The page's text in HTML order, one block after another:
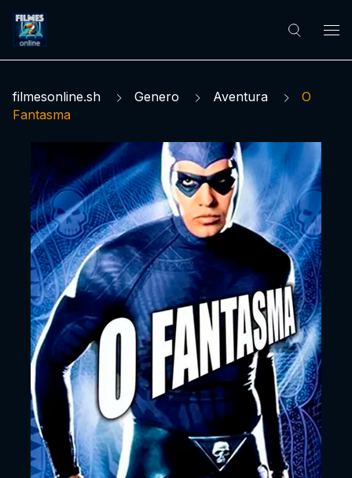
filmesonline.sh Genero Aventura
O
Fantasma